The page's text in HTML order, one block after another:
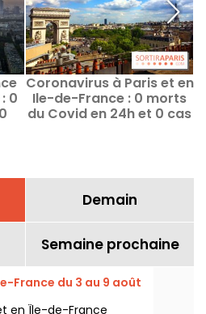
0
Coronavirus à Paris et en
Ile-de-France : 0 morts
du Covid en 24h et 0 cas
Demain
Semaine prochaine
France du 3 au 9 août
en Île-de-France